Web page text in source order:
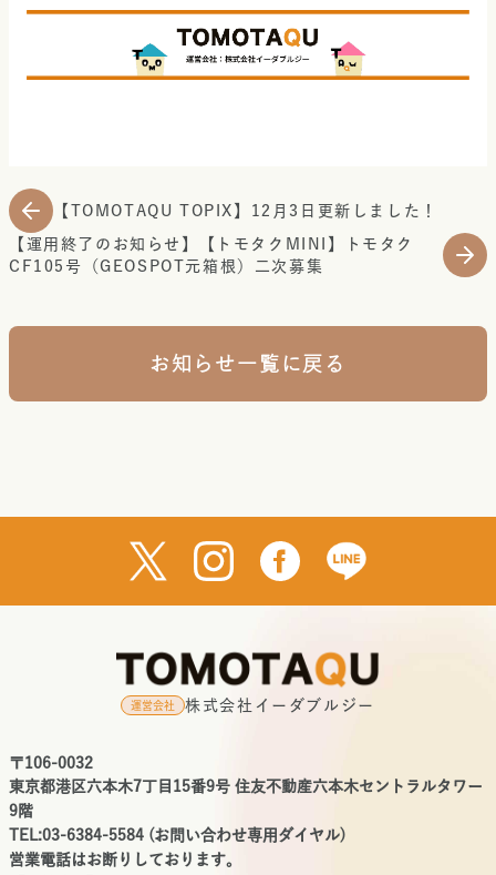
【TOMOTAQU TOPIX】12月3日更新しました！
【運用終了のお知らせ】【トモタクMINI】トモタク
CF105号（GEOSPOT元箱根）二次募集
お知らせ一覧に戻る
運営会社 株式会社イーダブルジー
〒106-0032
東京都港区六本木7丁目15番9号 住友不動産六本木セントラルタワー
9階
TEL:03-6384-5584 (お問い合わせ専用ダイヤル)
営業電話はお断りしております。